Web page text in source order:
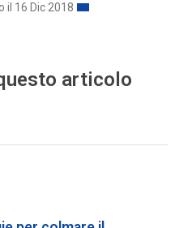
il 16 Dic 2018
articolo